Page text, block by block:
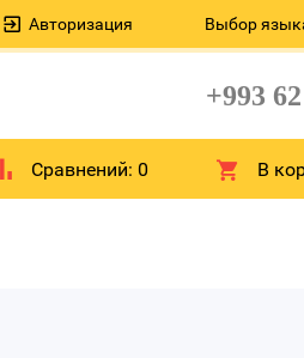
Выбор
Авторизация
+993
Сравнений: 0 В